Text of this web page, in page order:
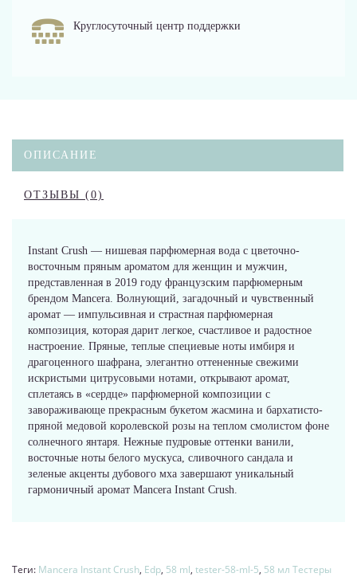
Круглосуточный центр поддержки
ОПИСАНИЕ
ОТЗЫВЫ (0)
Instant Crush — нишевая парфюмерная вода с цветочно-
восточным пряным ароматом для женщин и мужчин,
представленная в 2019 году французским парфюмерным
брендом Mancera. Волнующий, загадочный и чувственный
аромат — импульсивная и страстная парфюмерная
композиция, которая дарит легкое, счастливое и радостное
настроение. Пряные, теплые специевые ноты имбиря и
драгоценного шафрана, элегантно оттененные свежими
искристыми цитрусовыми нотами, открывают аромат,
сплетаясь в «сердце» парфюмерной композиции с
завораживающе прекрасным букетом жасмина и бархатисто-
пряной медовой королевской розы на теплом смолистом фоне
солнечного янтаря. Нежные пудровые оттенки ванили,
восточные ноты белого мускуса, сливочного сандала и
зеленые акценты дубового мха завершают уникальный
гармоничный аромат Mancera Instant Crush.
Теги: Mancera Instant Crush, Edp, 58 ml, tester-58-ml-5, 58 мл Тестеры